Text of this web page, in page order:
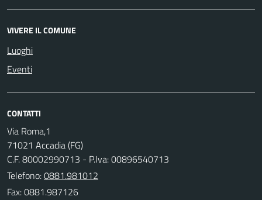
VIVERE IL COMUNE
Luoghi
Eventi
CONTATTI
Via Roma,1
71021 Accadia (FG)
C.F. 80002990713 - P.Iva: 00896540713
Telefono:0881.981012
Fax: 0881.987126